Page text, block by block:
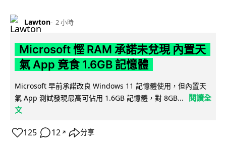
Lawton 2 小時
Microsoft 慳 RAM 承諾未兌現 內置天
氣 App 竟食 1.6GB 記憶體
Microsoft 早前承諾改良 Windows 11 記憶體使用，但內置天
氣 App 測試發現最高可佔用 1.6GB 記憶體，對 8GB...
閱讀全
文
125 12 ↗ 分享